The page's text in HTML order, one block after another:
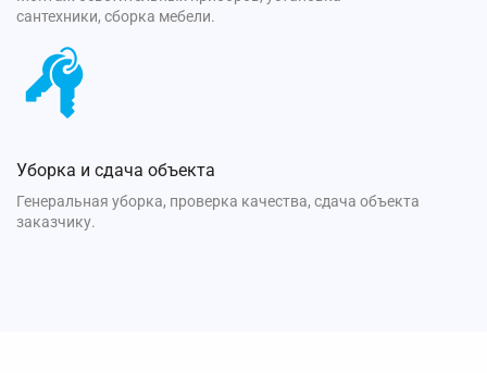
сантехники, сборка мебели.
Уборка и сдача объекта
Генеральная уборка, проверка качества, сдача объекта
заказчику.